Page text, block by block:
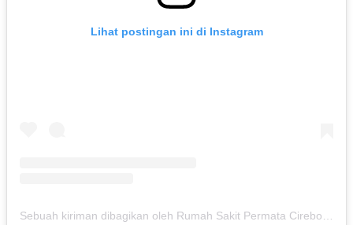
Lihat postingan ini di Instagram